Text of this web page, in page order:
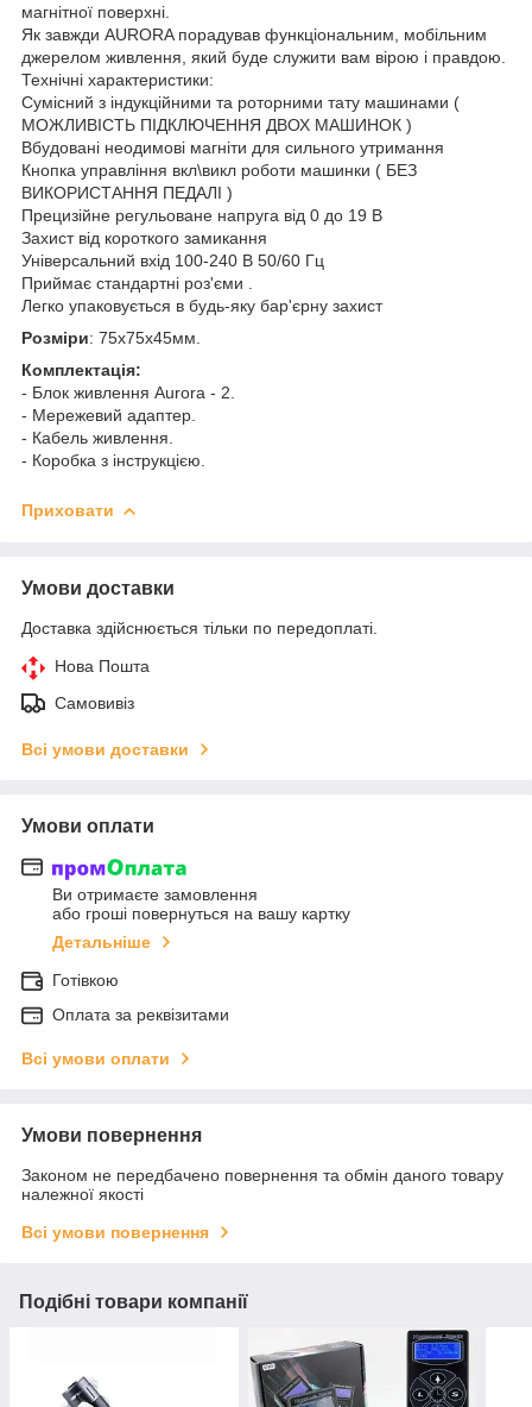
магнітної поверхні.
Як завжди AURORA порадував функціональним, мобільним
джерелом живлення, який буде служити вам вірою і правдою.
Технічні характеристики:
Сумісний з індукційними та роторними тату машинами (
МОЖЛИВІСТЬ ПІДКЛЮЧЕННЯ ДВОХ МАШИНОК )
Вбудовані неодимові магніти для сильного утримання
Кнопка управління вкл\викл роботи машинки ( БЕЗ
ВИКОРИСТАННЯ ПЕДАЛІ )
Прецизійне регульоване напруга від 0 до 19 B
Захист від короткого замикання
Універсальний вхід 100-240 В 50/60 Гц
Приймає стандартні роз'єми .
Легко упаковується в будь-яку бар'єрну захист
Розміри: 75х75х45мм.
Комплектація:
- Блок живлення Aurora - 2.
- Мережевий адаптер.
- Кабель живлення.
- Коробка з інструкцією.
Приховати
Умови доставки
Доставка здійснюється тільки по передоплаті.
Нова Пошта
Самовивіз
Всі умови доставки
Умови оплати
Ви отримаєте замовлення
або гроші повернуться на вашу картку
Детальніше
Готівкою
Оплата за реквізитами
Всі умови оплати
Умови повернення
Законом не передбачено повернення та обмін даного товару
належної якості
Всі умови повернення
Подібні товари компанії